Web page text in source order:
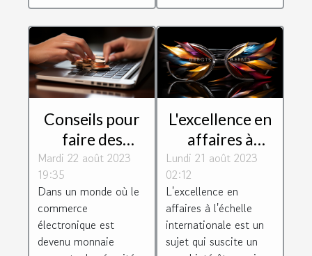
Conseils pour
faire des
achats en ligne
de manière
sécurisée
Mardi 22 août 2023
19:35
Dans un monde où le
commerce
électronique est
devenu monnaie
L'excellence en
affaires à
l'échelle
internationale
Lundi 21 août 2023
02:12
L'excellence en
affaires à l'échelle
internationale est un
sujet qui suscite un